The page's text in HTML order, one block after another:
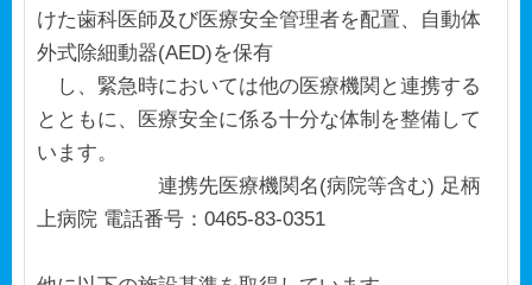
けた歯科医師及び医療安全管理者を配置、自動体
外式除細動器(AED)を保有
し、緊急時においては他の医療機関と連携する
とともに、医療安全に係る十分な体制を整備して
います。
連携先医療機関名(病院等含む) 足柄
上病院 電話番号：0465-83-0351